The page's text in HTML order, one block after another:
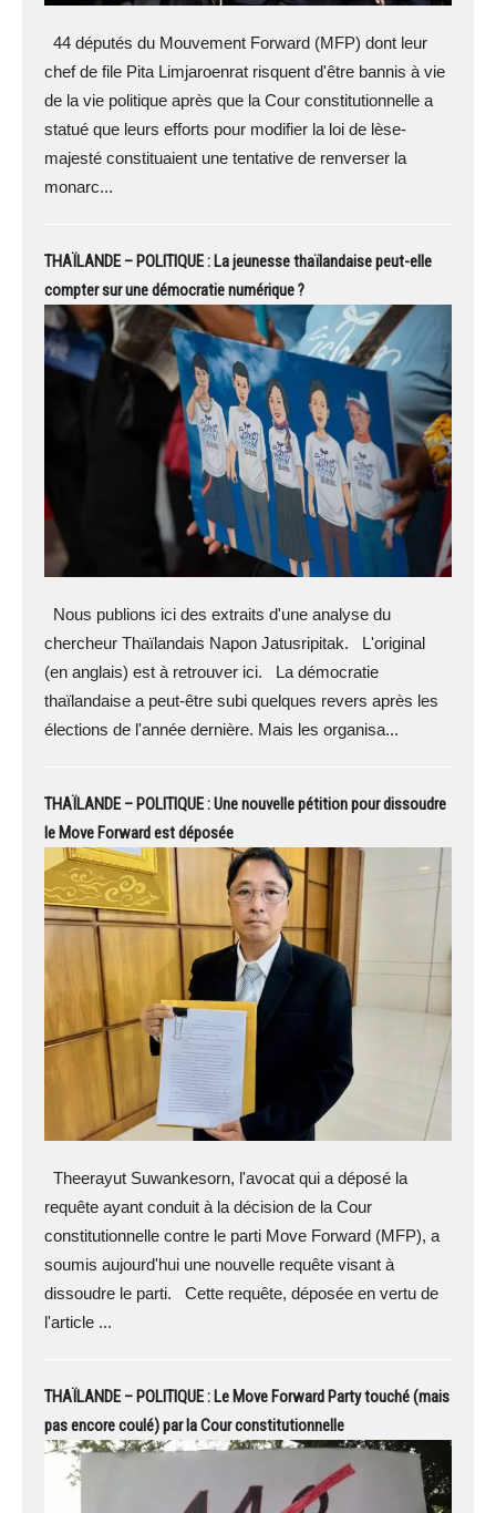
44 députés du Mouvement Forward (MFP) dont leur
chef de file Pita Limjaroenrat risquent d'être bannis à vie
de la vie politique après que la Cour constitutionnelle a
statué que leurs efforts pour modifier la loi de lèse-
majesté constituaient une tentative de renverser la
monarc...
THAÏLANDE – POLITIQUE : La jeunesse thaïlandaise peut-elle
compter sur une démocratie numérique ?
Nous publions ici des extraits d'une analyse du
chercheur Thaïlandais Napon Jatusripitak. L'original
(en anglais) est à retrouver ici. La démocratie
thaïlandaise a peut-être subi quelques revers après les
élections de l'année dernière. Mais les organisa...
THAÏLANDE – POLITIQUE : Une nouvelle pétition pour dissoudre
le Move Forward est déposée
Theerayut Suwankesorn, l'avocat qui a déposé la
requête ayant conduit à la décision de la Cour
constitutionnelle contre le parti Move Forward (MFP), a
soumis aujourd'hui une nouvelle requête visant à
dissoudre le parti. Cette requête, déposée en vertu de
l'article ...
THAÏLANDE – POLITIQUE : Le Move Forward Party touché (mais
pas encore coulé) par la Cour constitutionnelle